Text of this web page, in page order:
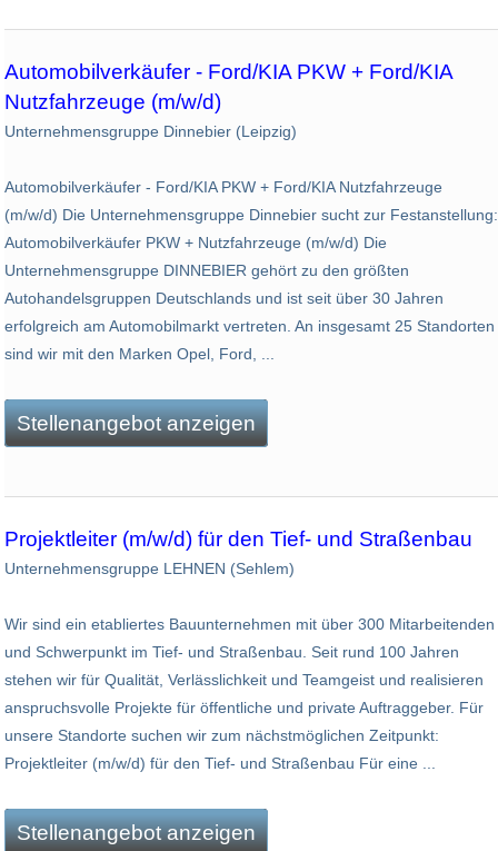
Automobilverkäufer - Ford/KIA PKW + Ford/KIA
Nutzfahrzeuge (m/w/d)
Unternehmensgruppe Dinnebier (Leipzig)
Automobilverkäufer - Ford/KIA PKW + Ford/KIA Nutzfahrzeuge
(m/w/d) Die Unternehmensgruppe Dinnebier sucht zur Festanstellung:
Automobilverkäufer PKW + Nutzfahrzeuge (m/w/d) Die
Unternehmensgruppe DINNEBIER gehört zu den größten
Autohandelsgruppen Deutschlands und ist seit über 30 Jahren
erfolgreich am Automobilmarkt vertreten. An insgesamt 25 Standorten
sind wir mit den Marken Opel, Ford, ...
Stellenangebot anzeigen
Projektleiter (m/w/d) für den Tief- und Straßenbau
Unternehmensgruppe LEHNEN (Sehlem)
Wir sind ein etabliertes Bauunternehmen mit über 300 Mitarbeitenden
und Schwerpunkt im Tief- und Straßenbau. Seit rund 100 Jahren
stehen wir für Qualität, Verlässlichkeit und Teamgeist und realisieren
anspruchsvolle Projekte für öffentliche und private Auftraggeber. Für
unsere Standorte suchen wir zum nächstmöglichen Zeitpunkt:
Projektleiter (m/w/d) für den Tief- und Straßenbau Für eine ...
Stellenangebot anzeigen